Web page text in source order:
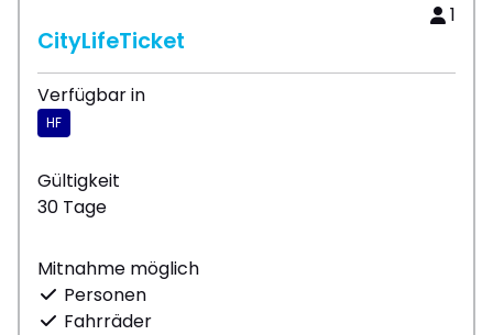
1
CityLifeTicket
Verfügbar in
HF
Gültigkeit
30 Tage
Mitnahme möglich
Personen
Fahrräder